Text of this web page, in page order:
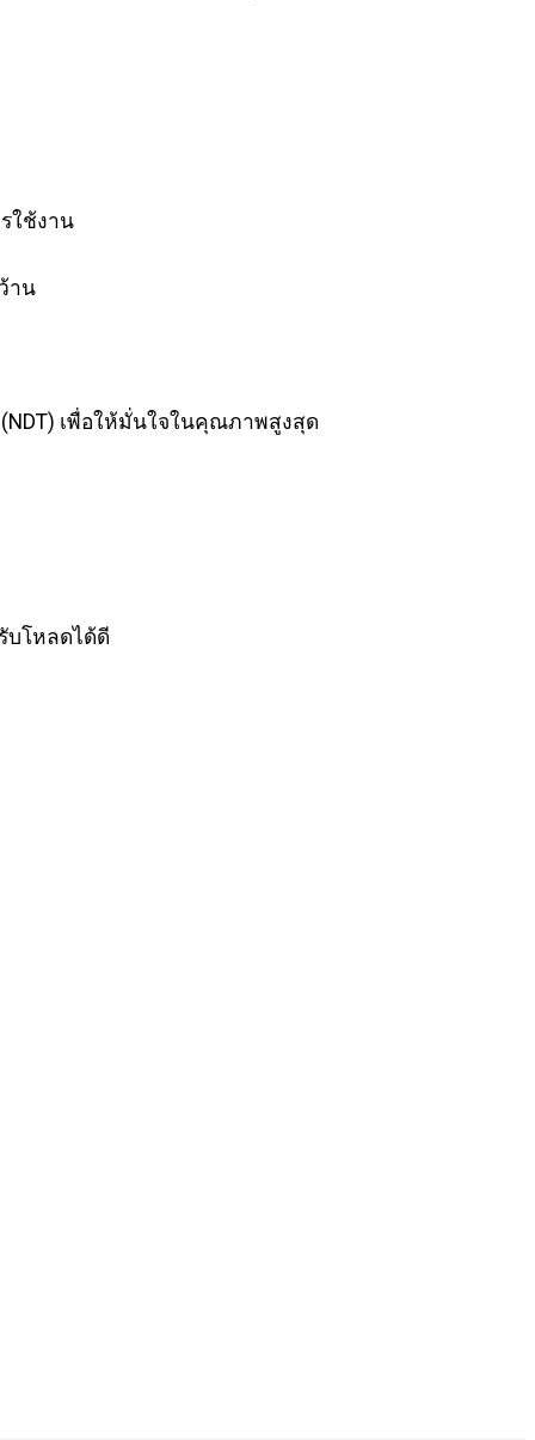
ใช้งาน
าน
เพื่อให้มั่นใจในคุณภาพสูงสุด
บโหลดได้ดี